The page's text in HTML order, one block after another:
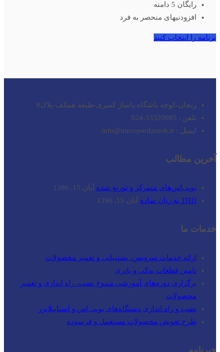
رایگان 5 دامنه
افزودنیهای منحصر به فرد
برنامه را انتخاب کنید
زنجان-کوچه باشگاه-پاساژ کسری-طبقه همکف-پلاک8
تلفن : 33320085-024
ایمیل : info@niroopardazesh.ir
آخرین مطالب
یوپی‌اس‌های متمرکز و توزیع شده
آبان 15, 1396
THD به زبان ساده
آبان 15, 1396
خدمات ما
ارائه خدمات سرویس، پشتیبانی و تعمیر محصولات
تامین قطعات یدکی و باتری
برگزاری دوره‌های آموزشی متنوع نصب، راه اندازی و تعمیر
محصولات
نصب و راه‌ اندازی دستگاه‌های یوپی اس و استابیلایزر
طرح تعویض محصولات مستعمل و فرسوده